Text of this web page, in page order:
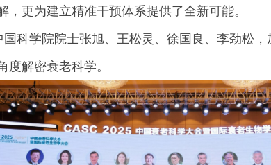
更为建立精准干预体系提供了全新可能。
科学院院士张旭、王松灵、徐国良、李劲松
解密衰老科学。